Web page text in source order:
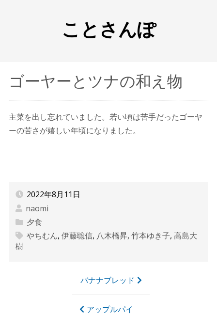
ことさんぽ
ゴーヤーとツナの和え物
主菜を出し忘れていました。若い頃は苦手だったゴーヤ
ーの苦さが嬉しい年頃になりました。
2022年8月11日
naomi
夕食
やちむん, 伊藤聡信, 八木橋昇, 竹本ゆき子, 高島大
樹
バナナブレッド
アップルパイ